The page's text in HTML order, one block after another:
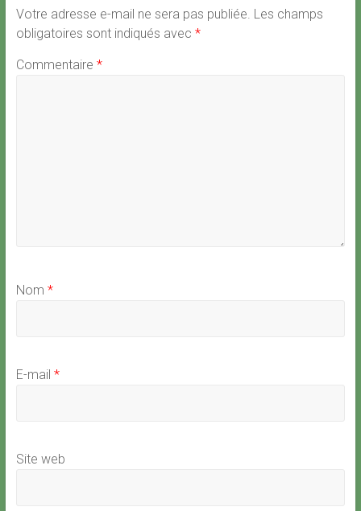
Votre adresse e-mail ne sera pas publiée. Les champs
obligatoires sont indiqués avec *
Commentaire *
Nom *
E-mail *
Site web